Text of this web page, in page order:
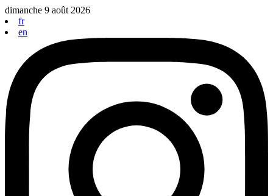
Aller
au
contenu
dimanche 9 août 2026
fr
en